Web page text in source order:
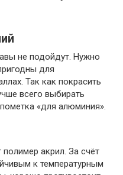
не подойдут. Нужно
для
Так как покрасить
всего выбирать
«для алюминия».
акрил. За счёт
к температурным